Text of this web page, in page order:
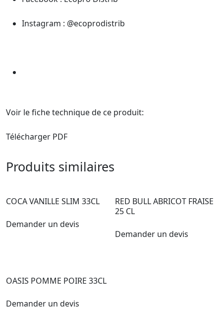
Instagram : @ecoprodistrib
Voir le fiche technique de ce produit:
Télécharger PDF
Produits similaires
COCA VANILLE SLIM 33CL
Demander un devis
RED BULL ABRICOT FRAISE
25 CL
Demander un devis
OASIS POMME POIRE 33CL
Demander un devis